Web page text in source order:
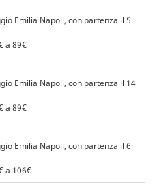
Emilia Napoli, con partenza il 5
a 89€
Emilia Napoli, con partenza il 14
a 89€
Emilia Napoli, con partenza il 6
a 106€